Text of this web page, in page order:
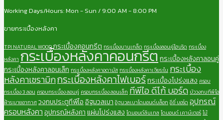
Working Days/Hours: Mon - Sun / 9:00 AM - 8:00 PM
ขายกระเบื้องหลังคา
TPI NATURAL WOODกระเบื้องคอนกรีตกระเบื้องบานเกล็ด กระเบื้องลอนคู่ไฮบริด กระเบื้อง
หลังคา กระเบื้องหลังคาคอนกรีตกระเบื้องหลังคาลอนคู่
กระเบื้องหลังคาลอนเล็กกระเบื้องหลังคาอดามัสกระเบื้องหลังคาเจียระไน กระเบื้อง
หลังคาเซรามิกกระเบื้องหลังคาไฟเบอร์กระเบื้องโปร่งแสง ครอบ
กระเบื้อง 3 ลอน ครอบกระเบื้อง ลอนคู่ ครอบกระเบื้อง ลอนเล็ก ทีพีไอ ดีโก้ บอร์ด บัววงกบทีพีไอ
ฝ้าระบายอากาศวงกบประตูทีพีไออิฐมวลเบาอิฐมวลเบาไดมอนด์บล็อก อีซี่ บอร์ด อุปกรณ์
ครอบหลังคาอุปกรณ์หลังคาแผ่นโปร่งแสงไดมอนด์ลินเทล ไดมอนด์ เคาน์เตอร์ไม้